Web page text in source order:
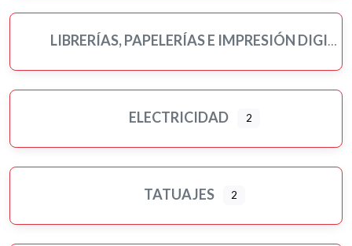
LIBRERÍAS, PAPELERÍAS E IMPRESIÓN DIGITAL
ELECTRICIDAD 2
TATUAJES 2